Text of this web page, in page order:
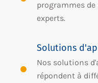
programmes
experts.
Solutions
Nos solutions
répondent à